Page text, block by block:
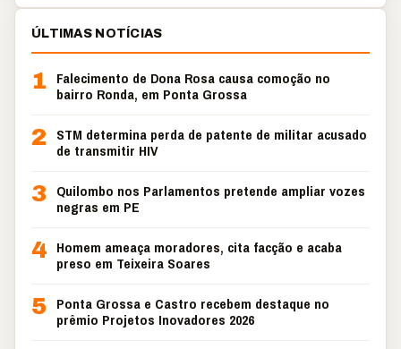
ÚLTIMAS NOTÍCIAS
1
Falecimento de Dona Rosa causa comoção no
bairro Ronda, em Ponta Grossa
2
STM determina perda de patente de militar acusado
de transmitir HIV
3 Quilombo nos Parlamentos pretende ampliar vozes
negras em PE
4 Homem ameaça moradores, cita facção e acaba
preso em Teixeira Soares
5 Ponta Grossa e Castro recebem destaque no
prêmio Projetos Inovadores 2026